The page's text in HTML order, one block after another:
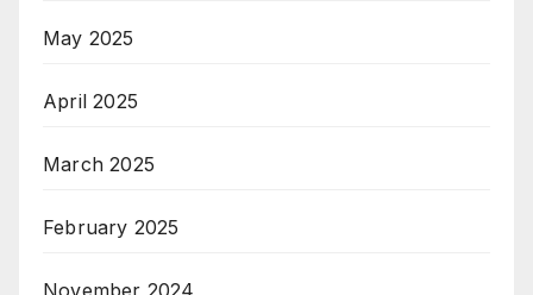
May 2025
April 2025
March 2025
February 2025